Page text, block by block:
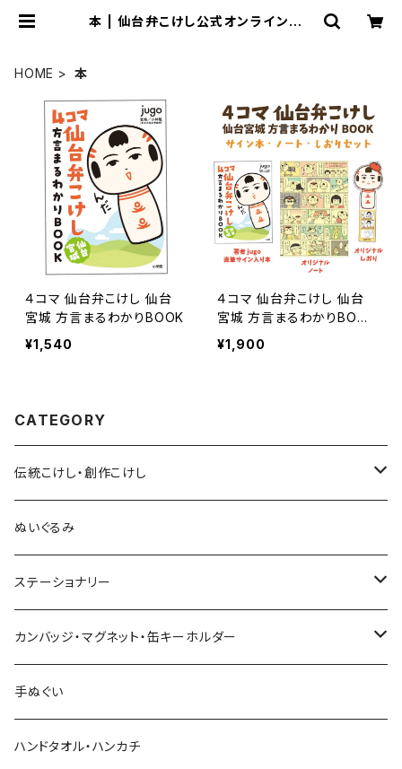
本 | 仙台弁こけし公式オンラインショ
HOME 本
４コマ 仙台弁こけし 仙台
宮城 方言まるわかりBOOK
¥1,540
４コマ 仙台弁こけし 仙台
宮城 方言まるわかりBOOK
【サイン本・ノート・しおりセ
ット】
¥1,900
CATEGORY
伝統こけし・創作こけし
木村敦工人（弥治郎系）
池内潮音工人（弥治郎系）
上田康友工人（弥治郎系）
新山真由美工人（弥治郎系）
新山吉紀工人（弥治郎系）
ぬいぐるみ
ステーショナリー
アクリルキーホルダー
シール
ポストカード
カンバッジ・マグネット・缶キーホルダー
バッジ
マグネット
手ぬぐい
ハンドタオル・ハンカチ